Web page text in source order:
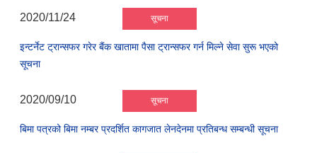
2020/11/24 सूचना
इन्टर्नेट ट्रान्सफर गरेर बैंक खातामा पैसा ट्रान्सफर गर्न मिल्ने सेवा सुरू भएको
सूचना
2020/09/10 सूचना
बिमा पत्रको बिमा नम्बर प्रदर्शित कागजात लेनदेनमा प्रतिबन्ध सम्बन्धी सूचना